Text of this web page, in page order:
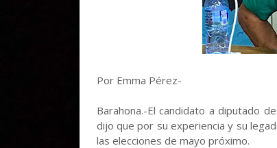
Por Emma Pérez-
Barahona.-El candidato a diputado
dijo que por su experiencia y su
las elecciones de mayo próximo.